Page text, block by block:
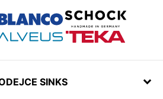
SINKS